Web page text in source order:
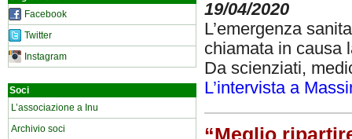
Facebook
Twitter
Instagram
Soci
L’associazione a Inu
Archivio soci
19/04/2020
L’emergenza
chiamata in causa
Da scienziati,
L’intervista a
“Meglio